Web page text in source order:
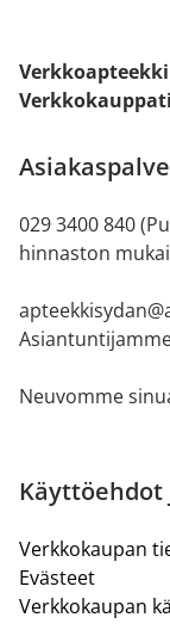
029 3400 840
hinnaston
Neuvomme
Verkkokaupan
Evästeet
Verkkokaupan